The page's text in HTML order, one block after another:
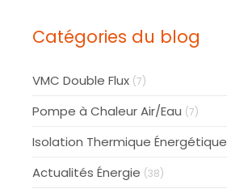
Catégories du blog
VMC Double Flux (7)
Pompe à Chaleur Air/Eau (7)
Isolation Thermique Énergétique
Actualités Énergie (38)